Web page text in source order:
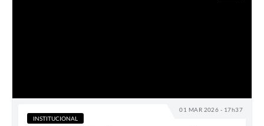
01 MAR 2026 - 17h37
INSTITUCIONAL